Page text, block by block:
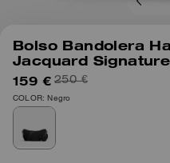
Bolso Bandolera
Jacquard Signature
159 € 250 €
COLOR: Negro